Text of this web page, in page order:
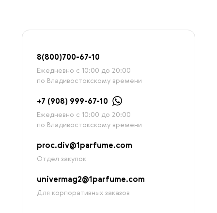
8(800)700-67-10
Ежедневно с 10:00 до 20:00
по Владивостокскому времени
+7 (908) 999-67-10
Ежедневно с 10:00 до 20:00
по Владивостокскому времени
proc.div@1parfume.com
Отдел закупок
univermag2@1parfume.com
Для корпоративных заказов